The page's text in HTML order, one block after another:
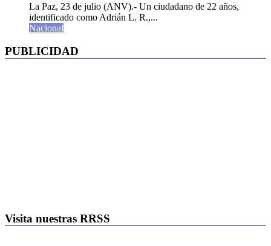
La Paz, 23 de julio (ANV).- Un ciudadano de 22 años,
identificado como Adrián L. R.,...
Nacional
PUBLICIDAD
Visita nuestras RRSS